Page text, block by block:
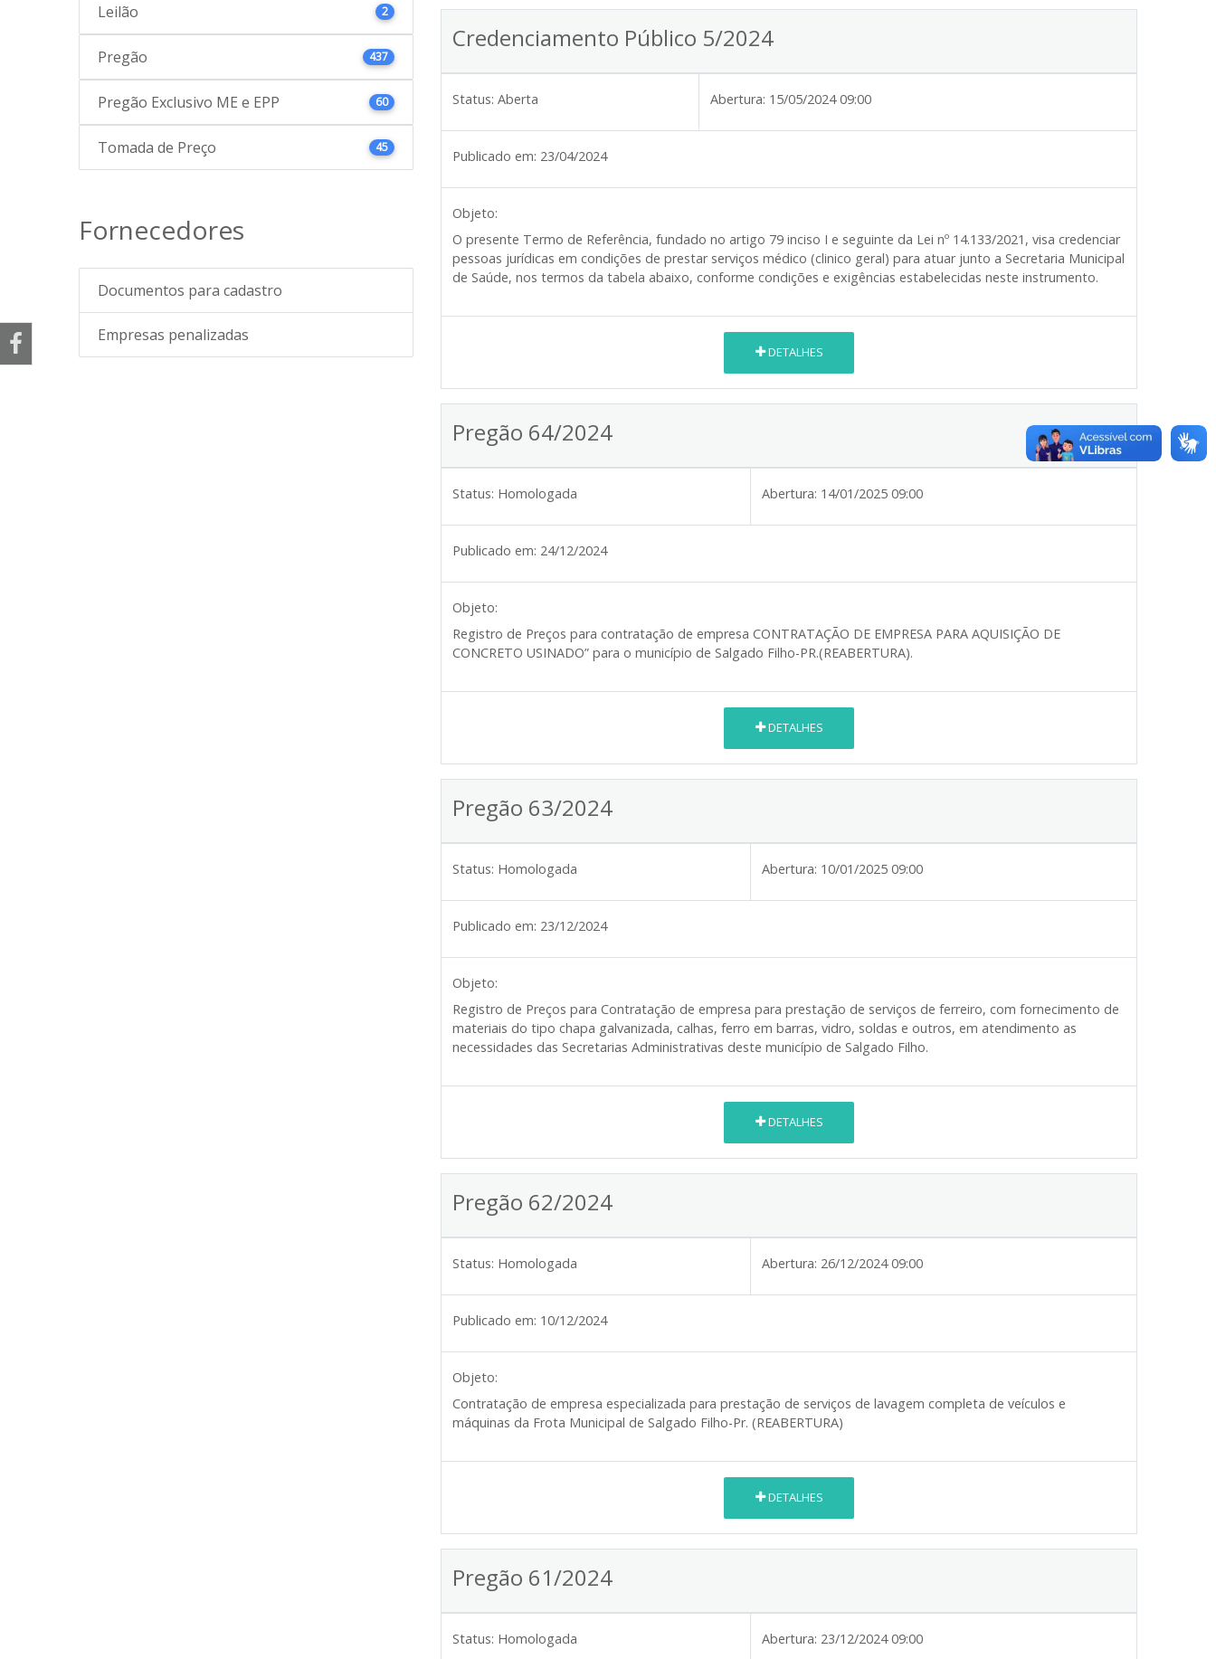
Leilão 2
Pregão 437
Pregão Exclusivo ME e EPP 60
Tomada de Preço 45
Fornecedores
Documentos para cadastro
Empresas penalizadas
Credenciamento Público 5/2024
Status: Aberta Abertura: 15/05/2024 09:00
Publicado em: 23/04/2024
Objeto:
O presente Termo de Referência, fundado no artigo 79 inciso I e seguinte da Lei nº 14.133/2021, visa credenciar
pessoas jurídicas em condições de prestar serviços médico (clinico geral) para atuar junto a Secretaria Municipal
de Saúde, nos termos da tabela abaixo, conforme condições e exigências estabelecidas neste instrumento.
DETALHES
Pregão 64/2024
Status: Homologada Abertura: 14/01/2025 09:00
Publicado em: 24/12/2024
Objeto:
Registro de Preços para contratação de empresa CONTRATAÇÃO DE EMPRESA PARA AQUISIÇÃO DE
CONCRETO USINADO” para o município de Salgado Filho-PR.(REABERTURA).
DETALHES
Pregão 63/2024
Status: Homologada Abertura: 10/01/2025 09:00
Publicado em: 23/12/2024
Objeto:
Registro de Preços para Contratação de empresa para prestação de serviços de ferreiro, com fornecimento de
materiais do tipo chapa galvanizada, calhas, ferro em barras, vidro, soldas e outros, em atendimento as
necessidades das Secretarias Administrativas deste município de Salgado Filho.
DETALHES
Pregão 62/2024
Status: Homologada Abertura: 26/12/2024 09:00
Publicado em: 10/12/2024
Objeto:
Contratação de empresa especializada para prestação de serviços de lavagem completa de veículos e
máquinas da Frota Municipal de Salgado Filho-Pr. (REABERTURA)
DETALHES
Pregão 61/2024
Status: Homologada Abertura: 23/12/2024 09:00